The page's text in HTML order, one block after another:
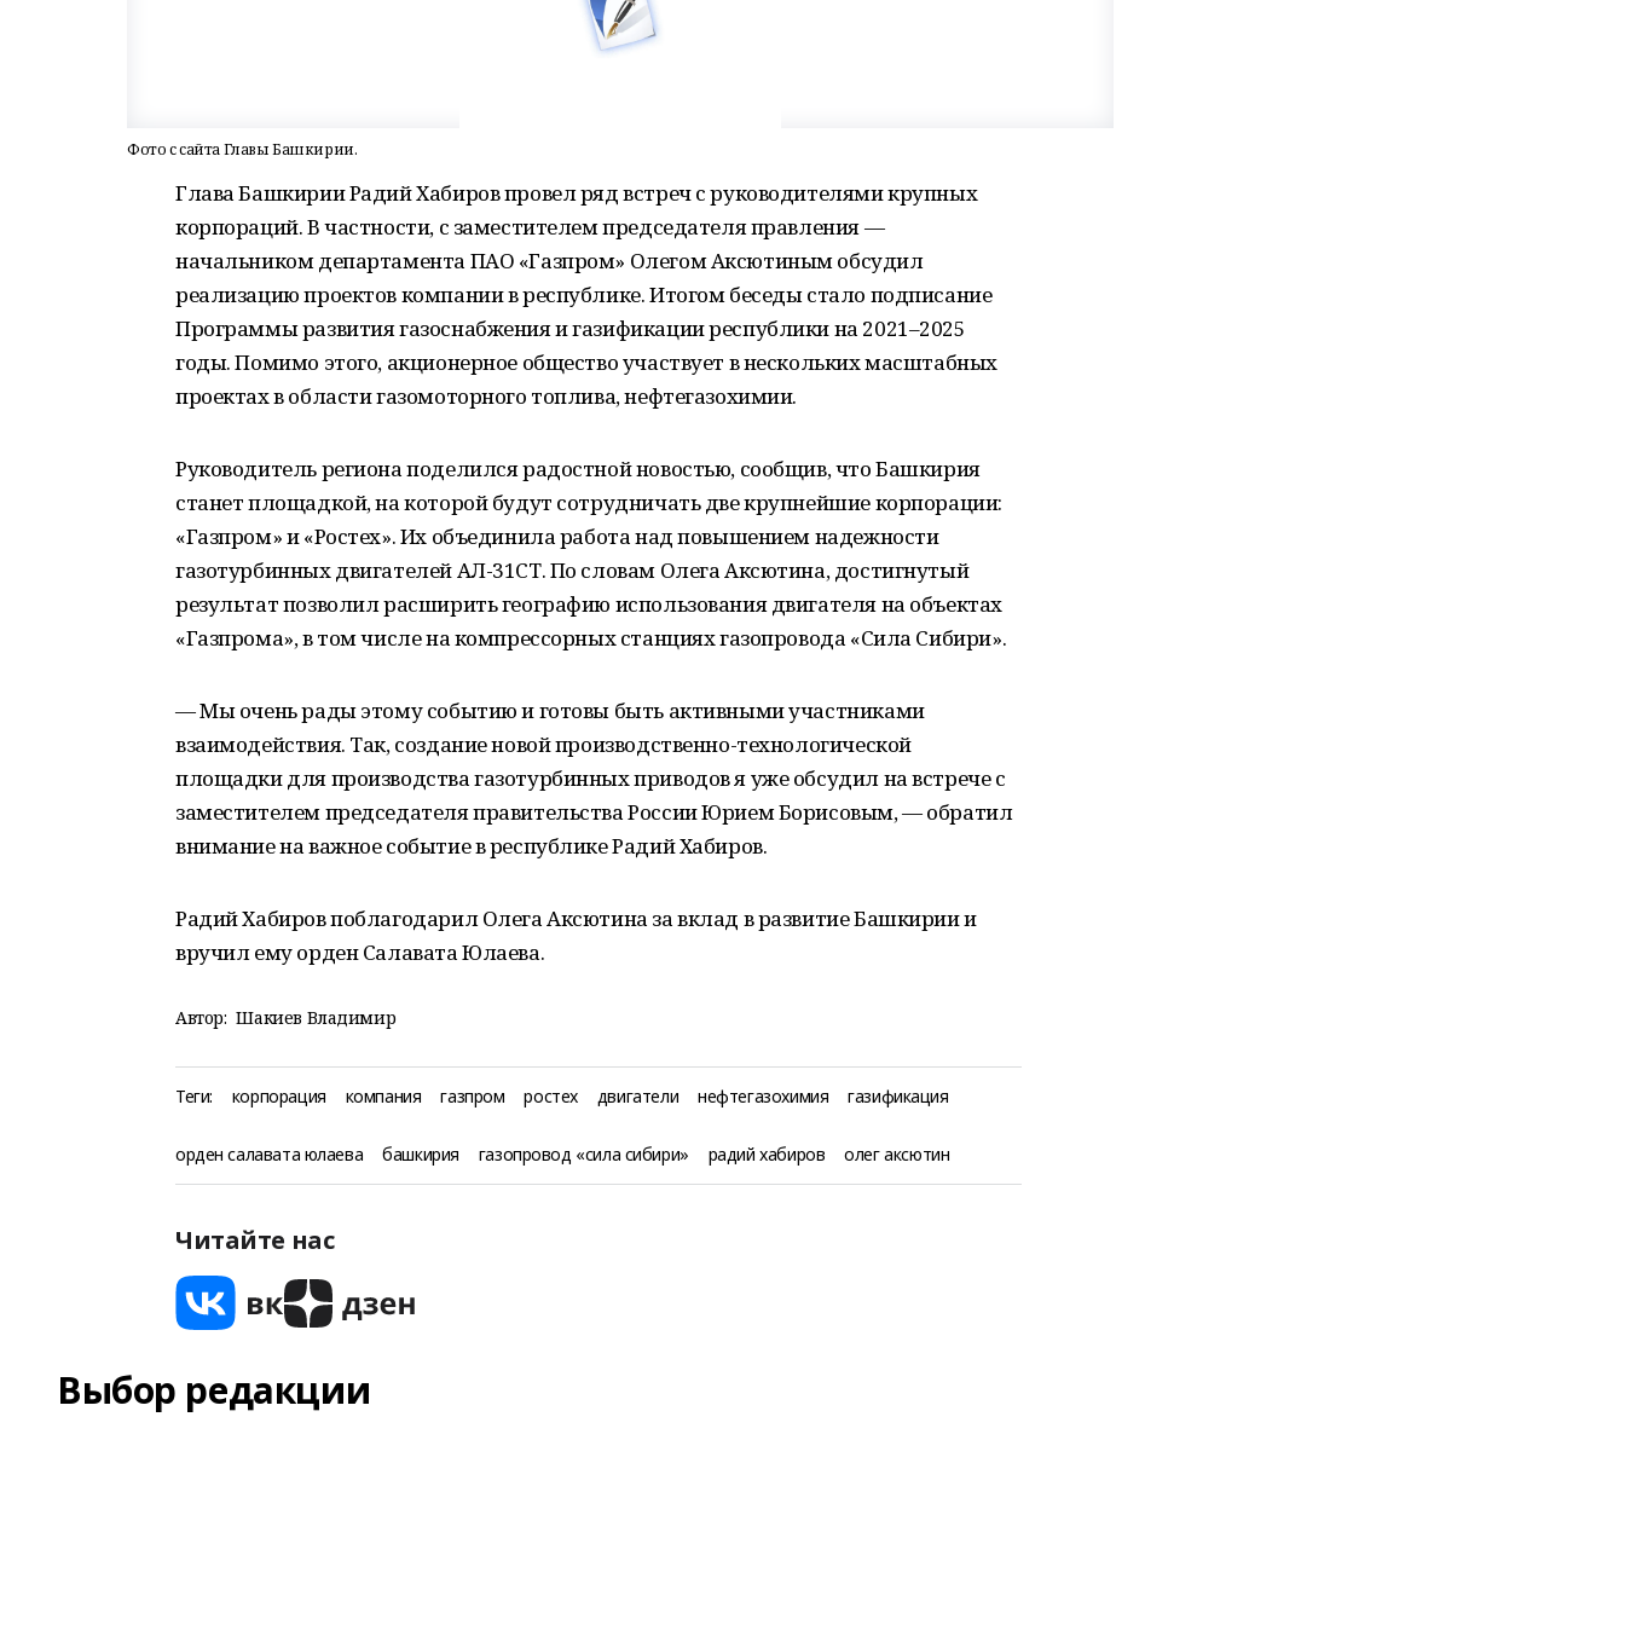
Фото с сайта Главы Башкирии.
Глава Башкирии Радий Хабиров провел ряд встреч с руководителями крупных
корпораций. В частности, с заместителем председателя правления —
начальником департамента ПАО «Газпром» Олегом Аксютиным обсудил
реализацию проектов компании в республике. Итогом беседы стало подписание
Программы развития газоснабжения и газификации республики на 2021–2025
годы. Помимо этого, акционерное общество участвует в нескольких масштабных
проектах в области газомоторного топлива, нефтегазохимии.
Руководитель региона поделился радостной новостью, сообщив, что Башкирия
станет площадкой, на которой будут сотрудничать две крупнейшие корпорации:
«Газпром» и «Ростех». Их объединила работа над повышением надежности
газотурбинных двигателей АЛ-31СТ. По словам Олега Аксютина, достигнутый
результат позволил расширить географию использования двигателя на объектах
«Газпрома», в том числе на компрессорных станциях газопровода «Сила Сибири».
— Мы очень рады этому событию и готовы быть активными участниками
взаимодействия. Так, создание новой производственно-технологической
площадки для производства газотурбинных приводов я уже обсудил на встрече с
заместителем председателя правительства России Юрием Борисовым, — обратил
внимание на важное событие в республике Радий Хабиров.
Радий Хабиров поблагодарил Олега Аксютина за вклад в развитие Башкирии и
вручил ему орден Салавата Юлаева.
Автор: Шакиев Владимир
Теги: корпорация компания газпром ростех двигатели нефтегазохимия газификация
орден салавата юлаева башкирия газопровод «сила сибири» радий хабиров олег аксютин
Читайте нас
Выбор редакции